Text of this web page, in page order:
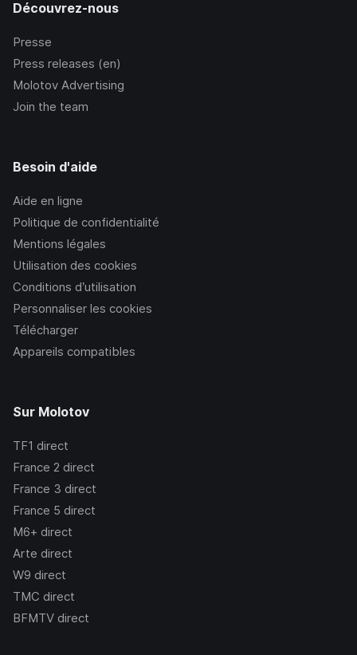
Découvrez-nous
Presse
Press releases (en)
Molotov Advertising
Join the team
Besoin d'aide
Aide en ligne
Politique de confidentialité
Mentions légales
Utilisation des cookies
Conditions d’utilisation
Personnaliser les cookies
Télécharger
Appareils compatibles
Sur Molotov
TF1 direct
France 2 direct
France 3 direct
France 5 direct
M6+ direct
Arte direct
W9 direct
TMC direct
BFMTV direct